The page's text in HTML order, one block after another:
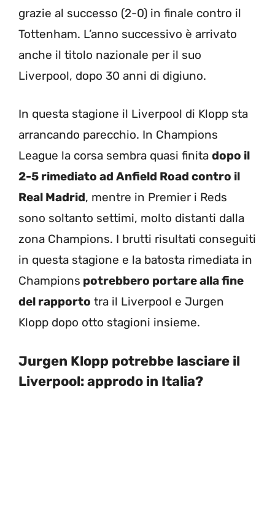
grazie al successo (2-0) in finale contro il
Tottenham. L’anno successivo è arrivato
anche il titolo nazionale per il suo
Liverpool, dopo 30 anni di digiuno.
In questa stagione il Liverpool di Klopp sta
arrancando parecchio. In Champions
League la corsa sembra quasi finita dopo il
2-5 rimediato ad Anfield Road contro il
Real Madrid, mentre in Premier i Reds
sono soltanto settimi, molto distanti dalla
zona Champions. I brutti risultati conseguiti
in questa stagione e la batosta rimediata in
Champions potrebbero portare alla fine
del rapporto tra il Liverpool e Jurgen
Klopp dopo otto stagioni insieme.
Jurgen Klopp potrebbe lasciare il
Liverpool: approdo in Italia?